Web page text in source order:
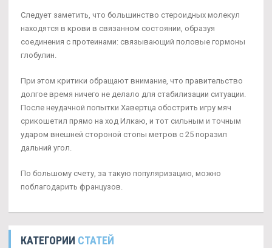
Следует заметить, что большинство стероидных молекул
находятся в крови в связанном состоянии, образуя
соединения с протеинами: связывающий половые гормоны
глобулин.
При этом критики обращают внимание, что правительство
долгое время ничего не делало для стабилизации ситуации.
После неудачной попытки Хавертца обострить игру мяч
срикошетил прямо на ход Илкаю, и тот сильным и точным
ударом внешней стороной стопы метров с 25 поразил
дальний угол.
По большому счету, за такую популяризацию, можно
поблагодарить французов.
КАТЕГОРИИ СТАТЕЙ